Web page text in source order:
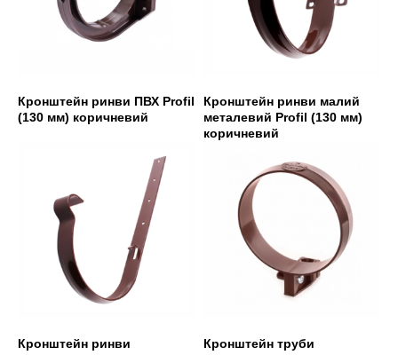
Кронштейн ринви ПВХ Profil
(130 мм) коричневий
Кронштейн ринви малий
металевий Profil (130 мм)
коричневий
Кронштейн ринви
Кронштейн труби